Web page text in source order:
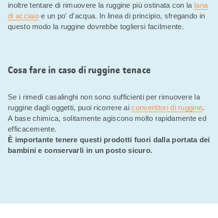
inoltre tentare di rimuovere la ruggine più ostinata con la lana
di acciaio e un po' d'acqua. In linea di principio, sfregando in
questo modo la ruggine dovrebbe togliersi facilmente.
Cosa fare in caso di ruggine tenace
Se i rimedi casalinghi non sono sufficienti per rimuovere la
ruggine dagli oggetti, puoi ricorrere aiconvertitori di ruggine.
A base chimica, solitamente agiscono molto rapidamente ed
efficacemente.
È importante tenere questi prodotti fuori dalla portata dei
bambini e conservarli in un posto sicuro.